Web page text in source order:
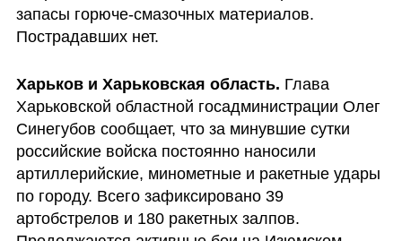
запасы горюче-смазочных материалов.
Пострадавших нет.
Харьков и Харьковская область. Глава
Харьковской областной госадминистрации Олег
Синегубов сообщает, что за минувшие сутки
российские войска постоянно наносили
артиллерийские, минометные и ракетные удары
по городу. Всего зафиксировано 39
артобстрелов и 180 ракетных залпов.